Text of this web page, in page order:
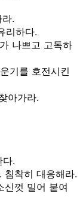
.
리하다.
나쁘고 고독하
기를 호전시킨
아가라.
.
침착히 대응해라.
신껏 밀어 붙여